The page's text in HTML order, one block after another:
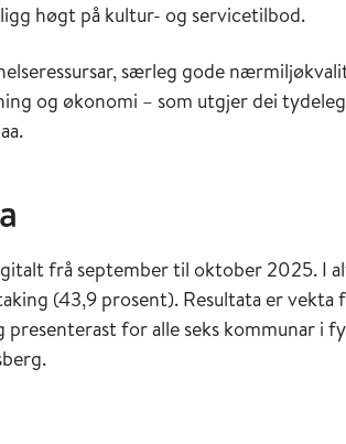
høgt på kultur- og servicetilbod.
særleg gode
og økonomi – som utgjer dei
frå september til oktober 2025. I
(43,9 prosent). Resultata er vekta
for alle seks kommunar i